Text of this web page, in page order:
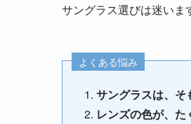
サングラス選びは迷いま
よくある悩み
サングラスは、そ
レンズの色が、